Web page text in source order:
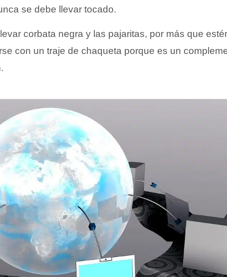
se debe llevar tocado.
corbata negra y las pajaritas, por más que
con un traje de chaqueta porque es un